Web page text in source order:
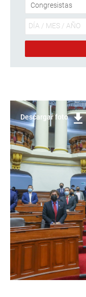
Descargar foto